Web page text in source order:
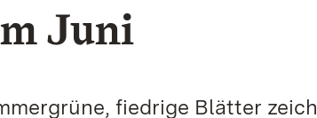
Juni
fiedrige Blätter